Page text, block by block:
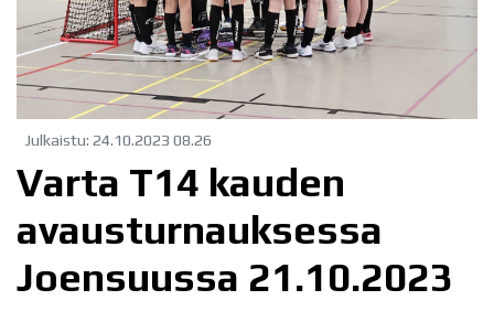
Julkaistu: 24.10.2023 08.26
Varta T14 kauden
avausturnauksessa
Joensuussa 21.10.2023